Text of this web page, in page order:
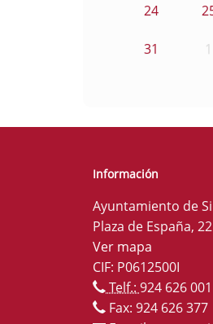
24
31 1
Información
Ayuntamiento de
Plaza de España,
Ver mapa
CIF: P0612500I
Telf.: 924 626 001
Fax: 924 626 377